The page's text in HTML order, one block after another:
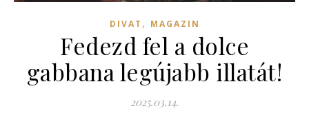
DIVAT , MAGAZIN
Fedezd fel a dolce
gabbana legújabb illatát!
2025.03.14.